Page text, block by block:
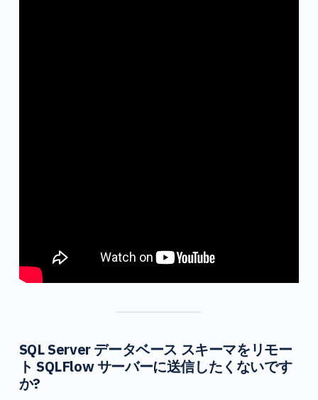
SQL Server データベース スキーマをリモー
ト SQLFlow サーバーに送信したくないです
か?